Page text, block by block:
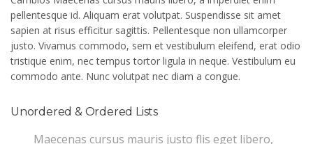
pellentesque id. Aliquam erat volutpat. Suspendisse sit amet
sapien at risus efficitur sagittis. Pellentesque non ullamcorper
justo. Vivamus commodo, sem et vestibulum eleifend, erat odio
tristique enim, nec tempus tortor ligula in neque. Vestibulum eu
commodo ante. Nunc volutpat nec diam a congue.
Unordered & Ordered Lists
Maecenas cursus mauris justo flis eget libero,